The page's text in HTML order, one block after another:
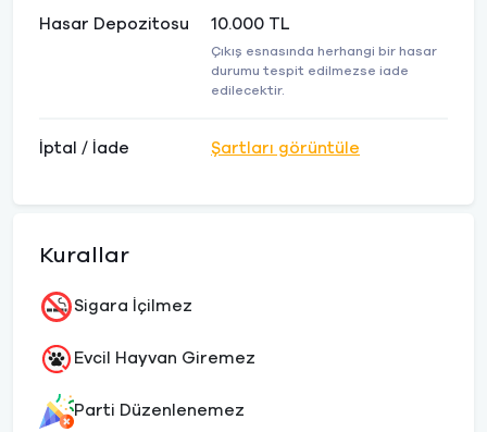
Hasar Depozitosu 10.000 TL
Çıkış esnasında herhangi bir hasar
durumu tespit edilmezse iade
edilecektir.
İptal / İade Şartları görüntüle
Kurallar
Sigara İçilmez
Evcil Hayvan Giremez
Parti Düzenlenemez